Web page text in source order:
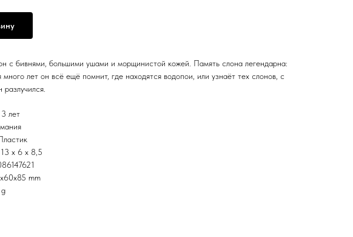
с бивнями, большими ушами и морщинистой кожей. Память слона легендарна:
много лет он всё ещё помнит, где находятся водопои, или узнаёт тех слонов, с
лет
x 6 x 8,5
mm